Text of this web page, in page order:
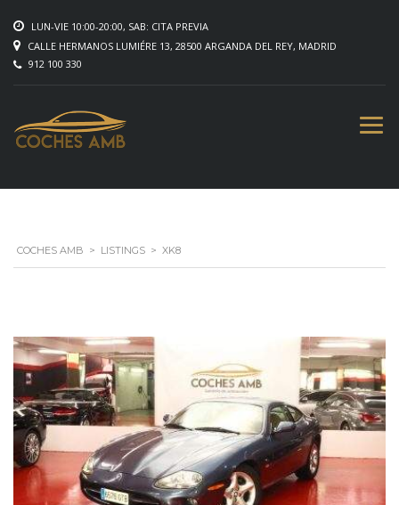
LUN-VIE 10:00-20:00, SAB: CITA PREVIA
CALLE HERMANOS LUMIÉRE 13, 28500 ARGANDA DEL REY, MADRID
912 100 330
COCHES AMB > LISTINGS > XK8